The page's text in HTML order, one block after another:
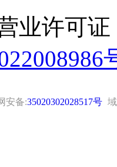
业许可证
安备:35020302028517号